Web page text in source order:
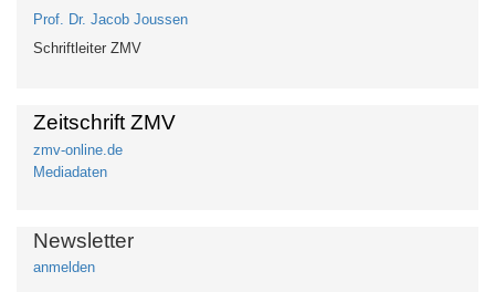
Prof. Dr. Jacob Joussen
Schriftleiter ZMV
Zeitschrift ZMV
zmv-online.de
Mediadaten
Newsletter
anmelden